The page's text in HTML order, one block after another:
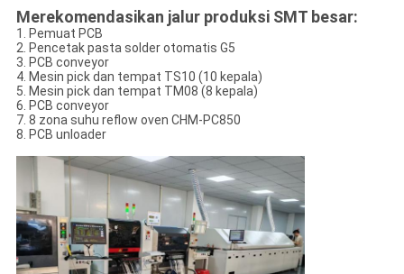
Merekomendasikan jalur produksi SMT besar:
1. Pemuat PCB
2. Pencetak pasta solder otomatis G5
3. PCB conveyor
4. Mesin pick dan tempat TS10 (10 kepala)
5. Mesin pick dan tempat TM08 (8 kepala)
6. PCB conveyor
7. 8 zona suhu reflow oven CHM-PC850
8. PCB unloader